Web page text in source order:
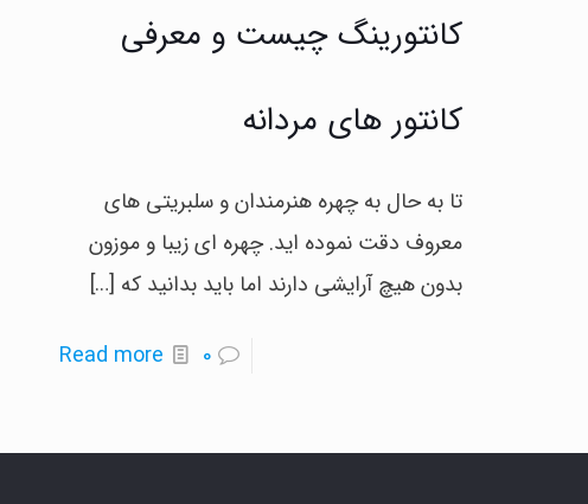
کانتورینگ چیست و معرفی
کانتور های مردانه
تا به حال به چهره هنرمندان و سلبریتی های
معروف دقت نموده اید. چهره ای زیبا و موزون
بدون هیچ آرایشی دارند اما باید بدانید که […]
0
Read more
-
و